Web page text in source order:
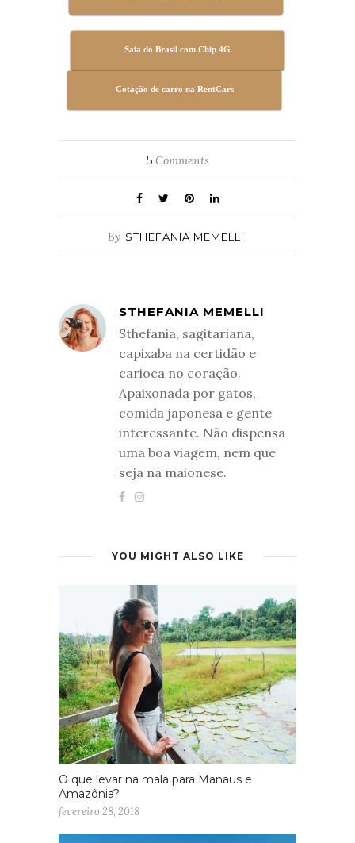
Saia do Brasil com Chip 4G
Cotação de carro na RentCars
5Comments
By STHEFANIA MEMELLI
STHEFANIA MEMELLI
Sthefania, sagitariana,
capixaba na certidão e
carioca no coração.
Apaixonada por gatos,
comida japonesa e gente
interessante. Não dispensa
uma boa viagem, nem que
seja na maionese.
YOU MIGHT ALSO LIKE
O que levar na mala para Manaus e
Amazônia?
fevereiro 28, 2018